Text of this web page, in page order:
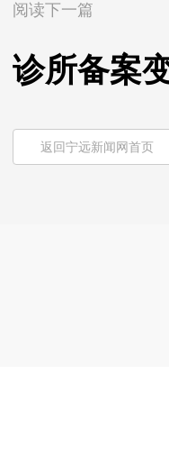
阅读下一篇
诊所备案
返回宁远新闻网首页